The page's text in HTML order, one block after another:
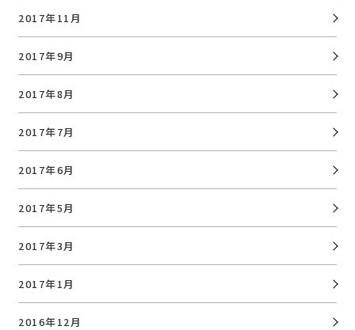
2017年11月
2017年9月
2017年8月
2017年7月
2017年6月
2017年5月
2017年3月
2017年1月
2016年12月